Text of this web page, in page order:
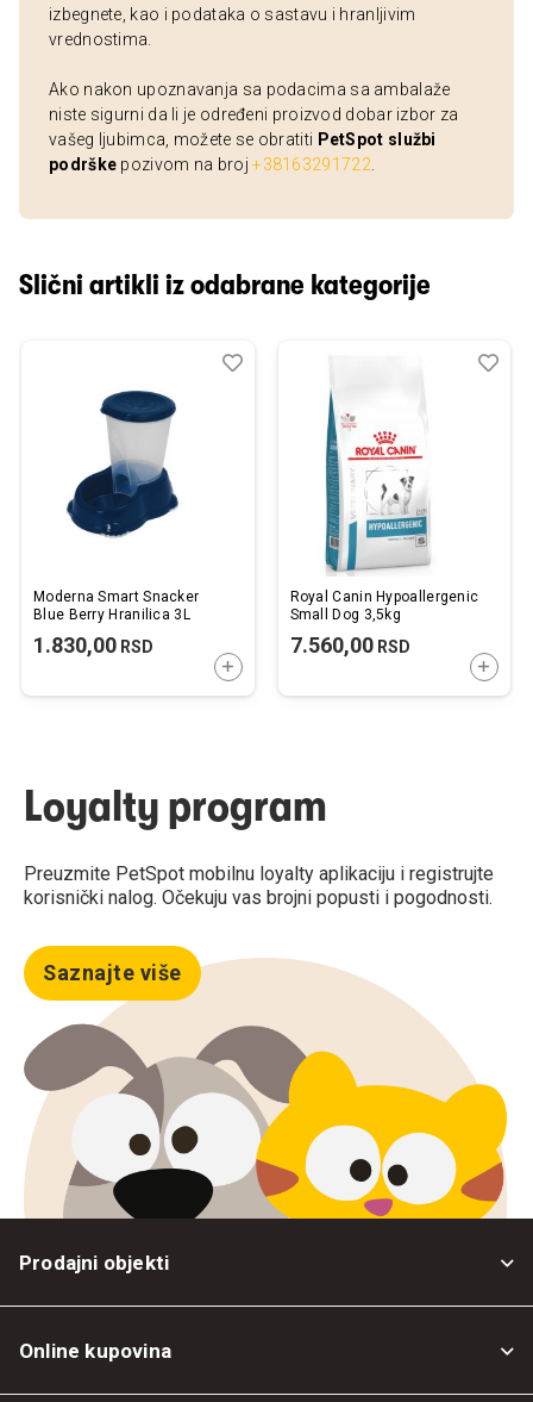
izbegnete, kao i podataka o sastavu i hranljivim
vrednostima.
Ako nakon upoznavanja sa podacima sa ambalaže
niste sigurni da li je određeni proizvod dobar izbor za
vašeg ljubimca, možete se obratiti PetSpot službi
podrške pozivom na broj+38163291722
Slični artikli iz odabrane kategorije
Moderna Smart Snacker
Blue Berry Hranilica 3L
1.830,00 RSD
DODAJTE U KORPU
Dodaj
Uporedi
Royal Canin Hypoallergenic
Small Dog 3,5kg
7.560,00RSD
Loyalty program
Preuzmite PetSpot mobilnu loyalty aplikaciju i registrujte
korisnički nalog. Očekuju vas brojni popusti i pogodnosti.
Saznajte više
Prodajni objekti
Online kupovina